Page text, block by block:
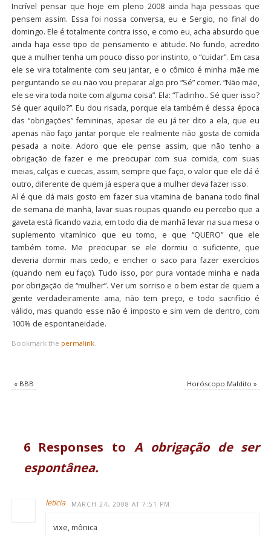
Incrível pensar que hoje em pleno 2008 ainda haja pessoas que
pensem assim. Essa foi nossa conversa, eu e Sergio, no final do
domingo. Ele é totalmente contra isso, e como eu, acha absurdo que
ainda haja esse tipo de pensamento e atitude. No fundo, acredito
que a mulher tenha um pouco disso por instinto, o “cuidar”. Em casa
ele se vira totalmente com seu jantar, e o cômico é minha mãe me
perguntando se eu não vou preparar algo pro “Sé” comer. “Não mãe,
ele se vira toda noite com alguma coisa”. Ela: “Tadinho.. Sé quer isso?
Sé quer aquilo?”. Eu dou risada, porque ela também é dessa época
das “obrigações” femininas, apesar de eu já ter dito a ela, que eu
apenas não faço jantar porque ele realmente não gosta de comida
pesada a noite. Adoro que ele pense assim, que não tenho a
obrigação de fazer e me preocupar com sua comida, com suas
meias, calças e cuecas, assim, sempre que faço, o valor que ele dá é
outro, diferente de quem já espera que a mulher deva fazer isso.
Aí é que dá mais gosto em fazer sua vitamina de banana todo final
de semana de manhã, lavar suas roupas quando eu percebo que a
gaveta está ficando vazia, em todo dia de manhã levar na sua mesa o
suplemento vitamínico que eu tomo, e que “QUERO” que ele
também tome. Me preocupar se ele dormiu o suficiente, que
deveria dormir mais cedo, e encher o saco para fazer exercícios
(quando nem eu faço). Tudo isso, por pura vontade minha e nada
por obrigação de “mulher”. Ver um sorriso e o bem estar de quem a
gente verdadeiramente ama, não tem preço, e todo sacrifício é
válido, mas quando esse não é imposto e sim vem de dentro, com
100% de espontaneidade.
Bookmark the permalink.
«BBB Horóscopo Maldito»
6 Responses to A obrigação de ser
espontânea.
leticia MARCH 24, 2008 AT 7:51 PM
vixe, mônica